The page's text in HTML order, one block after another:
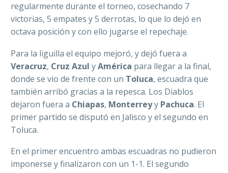
regularmente durante el torneo, cosechando 7
victorias, 5 empates y 5 derrotas, lo que lo dejó en
octava posición y con ello jugarse el repechaje.
Para la liguilla el equipo mejoró, y dejó fuera a
Veracruz, Cruz Azul yAmérica para llegar a la final,
donde se vio de frente con un Toluca, escuadra que
también arribó gracias a la repesca. Los Diablos
dejaron fuera a Chiapas, Monterreyy Pachuca. El
primer partido se disputó en Jalisco y el segundo en
Toluca.
En el primer encuentro ambas escuadras no pudieron
imponerse y finalizaron con un 1-1. El segundo